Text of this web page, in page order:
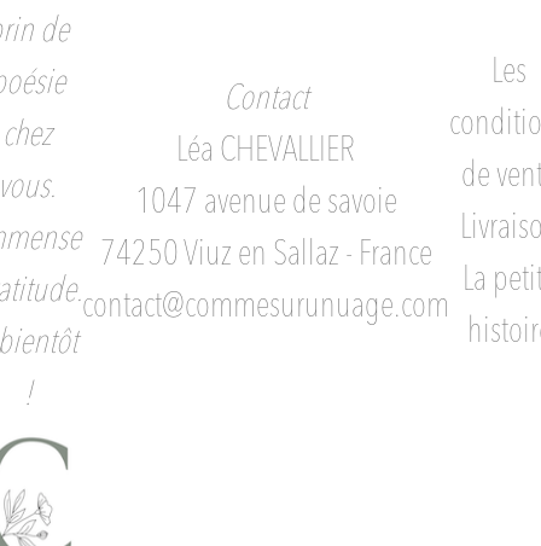
de
chez
!
Contact
Léa CHEVALLIER
1047 avenue de savoie
74250 Viuz en Sallaz - France
contact@commesurunuage.com
Les
de
La